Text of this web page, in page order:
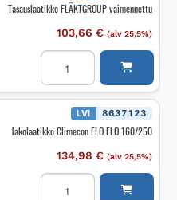
määrä
Tasauslaatikko FLÄKTGROUP vaimennettu
103,66 € (alv 25,5%)
Tasauslaatikko
FLÄKTGROUP
vaimennettu
määrä
LVI 8637123
Jakolaatikko Climecon FLO FLO 160/250
134,98 € (alv 25,5%)
Jakolaatikko
Climecon